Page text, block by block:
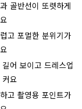
골반선이 또렷하게
고 포멀한 분위기가
길어 보이고 드레스업
커요
고 촬영용 포인트가